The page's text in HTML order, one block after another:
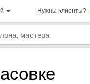
Нужны клиенты?